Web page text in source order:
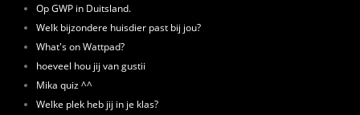
Op GWP in Duitsland.
Welk bijzondere huisdier past bij jou?
What's on Wattpad?
hoeveel hou jij van gustii
Mika quiz ^^
Welke plek heb jij in je klas?